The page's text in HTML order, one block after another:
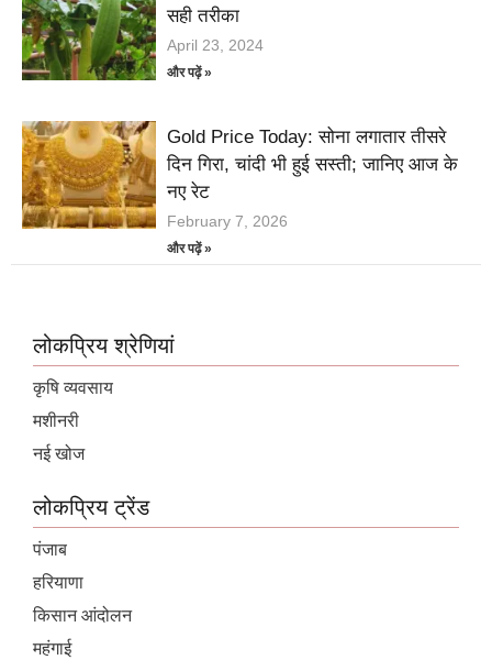
सही तरीका
April 23, 2024
और पढ़ें »
Gold Price Today: सोना लगातार तीसरे
दिन गिरा, चांदी भी हुई सस्ती; जानिए आज के
नए रेट
February 7, 2026
और पढ़ें »
लोकप्रिय श्रेणियां
कृषि व्यवसाय
मशीनरी
नई खोज
लोकप्रिय ट्रेंड
पंजाब
हरियाणा
किसान आंदोलन
महंगाई